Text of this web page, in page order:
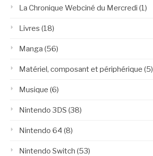
La Chronique Webciné du Mercredi (1)
Livres (18)
Manga (56)
Matériel, composant et périphérique (5)
Musique (6)
Nintendo 3DS (38)
Nintendo 64 (8)
Nintendo Switch (53)